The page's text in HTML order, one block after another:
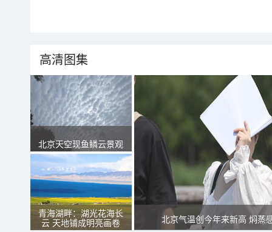
高清图集
北京天空现鱼鳞云景观
青海湖畔：湖光花海长
云 天地铺成明亮画卷
北京气温创今年来新高 焖蒸